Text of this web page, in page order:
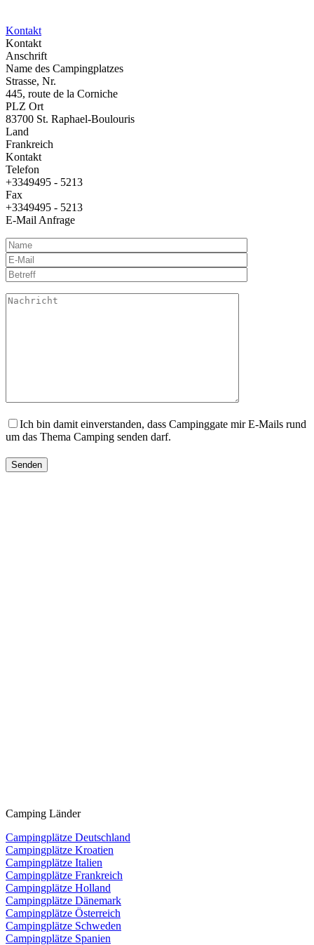
Kontakt
Kontakt
Anschrift
Name des Campingplatzes
Strasse, Nr.
445, route de la Corniche
PLZ Ort
83700 St. Raphael-Boulouris
Land
Frankreich
Kontakt
Telefon
+3349495 - 5213
Fax
+3349495 - 5213
E-Mail Anfrage
Ich bin damit einverstanden, dass Campinggate mir E-Mails rund
um das Thema Camping senden darf.
Camping Länder
Campingplätze Deutschland
Campingplätze Kroatien
Campingplätze Italien
Campingplätze Frankreich
Campingplätze Holland
Campingplätze Dänemark
Campingplätze Österreich
Campingplätze Schweden
Campingplätze Spanien